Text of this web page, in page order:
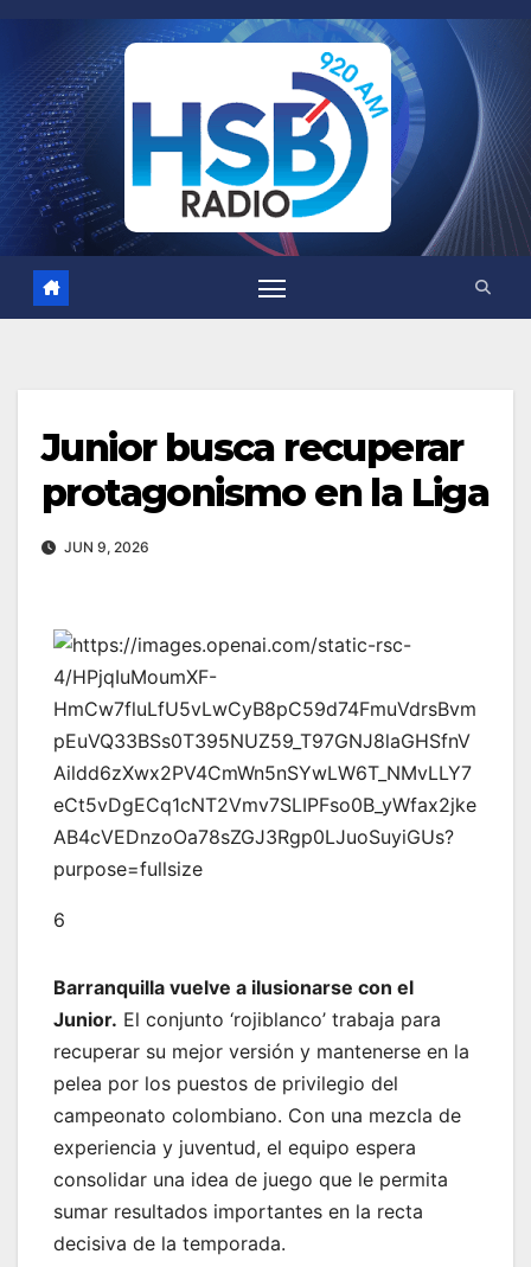
Junior busca recuperar
protagonismo en la Liga
JUN 9, 2026
6
Barranquilla vuelve a ilusionarse con el
Junior. El conjunto ‘rojiblanco’ trabaja para
recuperar su mejor versión y mantenerse en la
pelea por los puestos de privilegio del
campeonato colombiano. Con una mezcla de
experiencia y juventud, el equipo espera
consolidar una idea de juego que le permita
sumar resultados importantes en la recta
decisiva de la temporada.